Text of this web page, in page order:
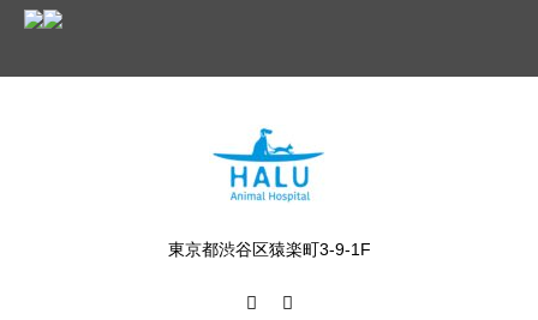
東京都渋谷区猿楽町3-9-1F